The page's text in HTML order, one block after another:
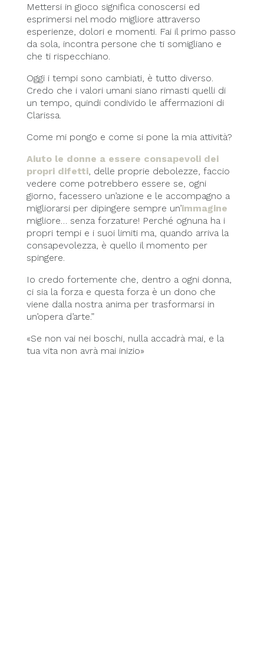
Mettersi in gioco significa conoscersi ed
esprimersi nel modo migliore attraverso
esperienze, dolori e momenti. Fai il primo passo
da sola, incontra persone che ti somigliano e
che ti rispecchiano.
Oggi i tempi sono cambiati, è tutto diverso.
Credo che i valori umani siano rimasti quelli di
un tempo, quindi condivido le affermazioni di
Clarissa.
Come mi pongo e come si pone la mia attività?
Aiuto le donne a essere consapevoli dei
propri difetti, delle proprie debolezze, faccio
vedere come potrebbero essere se, ogni
giorno, facessero un’azione e le accompagno a
migliorarsi per dipingere sempre un’immagine
migliore… senza forzature! Perché ognuna ha i
propri tempi e i suoi limiti ma, quando arriva la
consapevolezza, è quello il momento per
spingere.
Io credo fortemente che, dentro a ogni donna,
ci sia la forza e questa forza è un dono che
viene dalla nostra anima per trasformarsi in
un’opera d’arte.”
«Se non vai nei boschi, nulla accadrà mai, e la
tua vita non avrà mai inizio»